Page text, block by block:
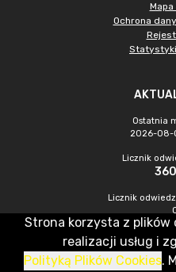
Ochrona
Ostatnia
2026-08-
Licznik
Licznik
1
CMS & Hosting: Nefeni Sp. z o.o.
Strona korzysta z plików
realizacji usług i
Polityką Plików Cookies.